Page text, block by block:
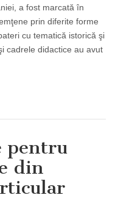
a fost marcată în
prin diferite forme
cu tematică istorică şi
cadrele didactice au avut
pentru
din